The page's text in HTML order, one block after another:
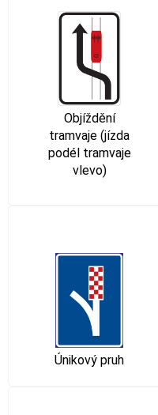
Objíždění
tramvaje (jízda
podél tramvaje
vlevo)
Únikový pruh